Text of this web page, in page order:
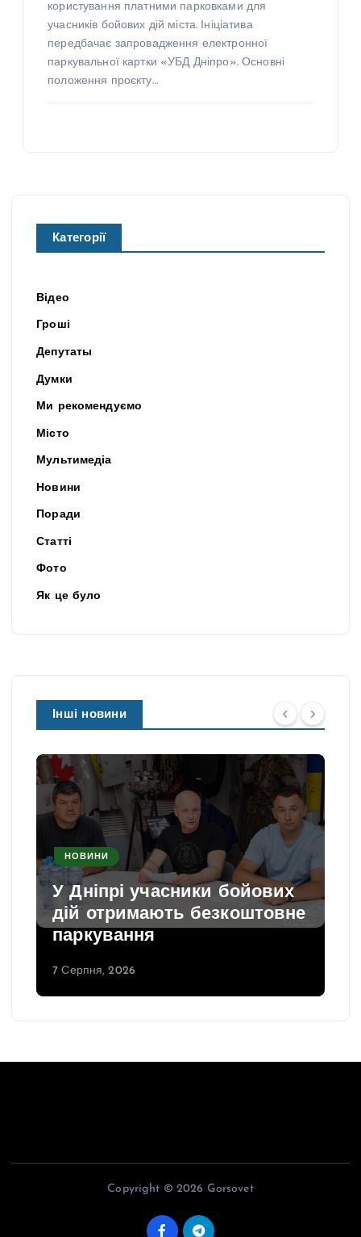
користування платними парковками для
учасників бойових дій міста. Ініціатива
передбачає запровадження електронної
паркувальної картки «УБД Дніпро». Основні
положення проєкту…
Категорії
Відео
Гроші
Депутаты
Думки
Ми рекомендуємо
Місто
Мультимедіа
Новини
Поради
Статті
Фото
Як це було
Інші новини
НОВИНИ
У Дніпрі учасники бойових
дій отримають безкоштовне
паркування
7 Серпня, 2026
Copyright © 2026 Gorsovet